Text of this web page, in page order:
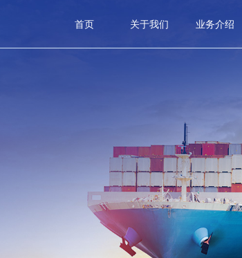
首页 关于我们 业务介绍